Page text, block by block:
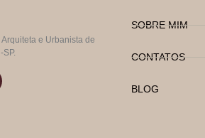
e Urbanista de
SOBRE MIM
CONTATOS
BLOG